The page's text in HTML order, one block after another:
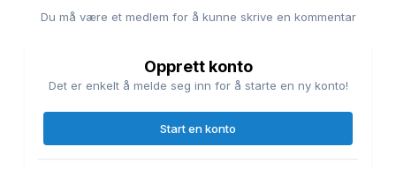
Du må være et medlem for å kunne skrive en kommentar
Opprett konto
Det er enkelt å melde seg inn for å starte en ny konto!
Start en konto